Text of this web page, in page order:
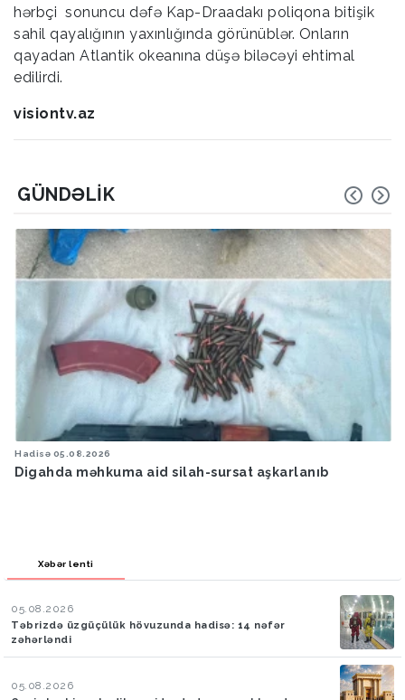
hərbçi sonuncu dəfə Kap-Draadakı poliqona bitişik
sahil qayalığının yaxınlığında görünüblər. Onların
qayadan Atlantik okeanına düşə biləcəyi ehtimal
edilirdi.
visiontv.az
GÜNDƏLIK
Hadisə 05.08.2026
Digahda məhkuma aid silah-sursat aşkarlanıb
Xəbər lenti
05.08.2026
Təbrizdə üzgüçülük hövuzunda hadisə: 14 nəfər
zəhərləndi
05.08.2026